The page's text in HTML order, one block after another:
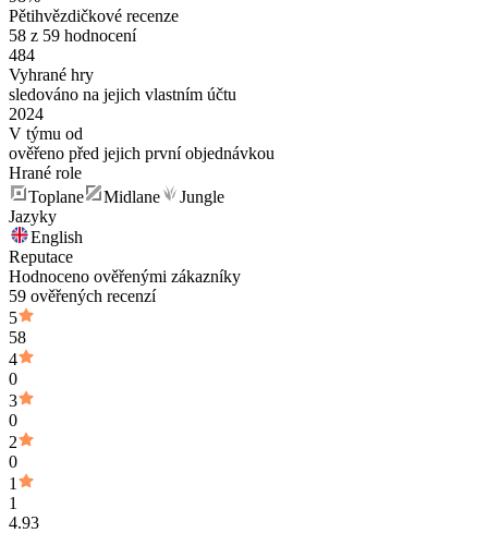
Pětihvězdičkové recenze
58 z 59 hodnocení
484
Vyhrané hry
sledováno na jejich vlastním účtu
2024
V týmu od
ověřeno před jejich první objednávkou
Hrané role
Toplane
Midlane
Jungle
Jazyky
English
Reputace
Hodnoceno ověřenými zákazníky
59 ověřených recenzí
5
58
4
0
3
0
2
0
1
1
4.93